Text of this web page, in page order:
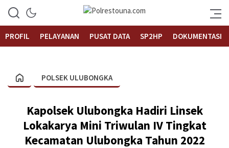
PROFIL
PELAYANAN PUSAT DATA SP2HP DOKUMENTASI
POLSEK ULUBONGKA
Kapolsek Ulubongka Hadiri Linsek
Lokakarya Mini Triwulan IV Tingkat
Kecamatan Ulubongka Tahun 2022